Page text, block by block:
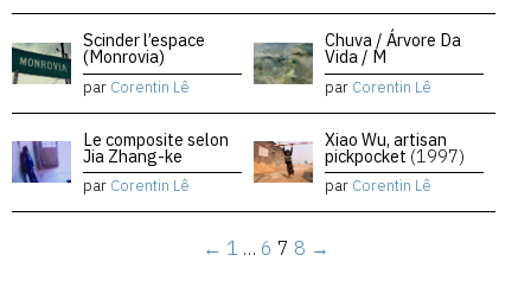
Scinder l’espace
(Monrovia)
par Corentin Lê
Chuva / Árvore Da
Vida / M
par Corentin Lê
Le composite selon
Jia Zhang-ke
par Corentin Lê
Xiao Wu, artisan
pickpocket (1997)
par Corentin Lê
← 1 … 6 7 8 →